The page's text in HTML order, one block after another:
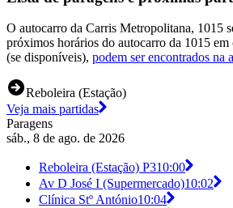
O autocarro da Carris Metropolitana, 1015
próximos horários do autocarro da 1015
(se disponíveis), podem ser encontrados na
Reboleira (Estação)
Veja mais partidas
Paragens
sáb., 8 de ago. de 2026
Reboleira (Estação) P310:00
Av D José I (Supermercado)10:02
Clínica Stº António10:04